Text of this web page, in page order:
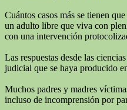
Cuántos casos más se tienen
un adulto libre que viva con
con una intervención
Las respuestas desde las
judicial que se haya producido
Muchos padres y madres
incluso de incomprensión por